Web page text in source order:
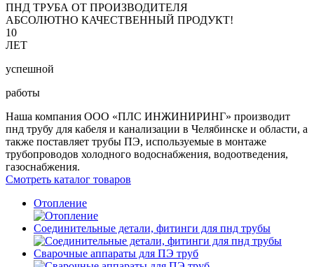
ПНД ТРУБА ОТ ПРОИЗВОДИТЕЛЯ
АБСОЛЮТНО КАЧЕСТВЕННЫЙ ПРОДУКТ!
10
ЛЕТ
успешной
работы
Наша компания ООО «ПЛС ИНЖИНИРИНГ» производит
пнд трубу для кабеля и канализации в Челябинске и области, а
также поставляет трубы ПЭ, используемые в монтаже
трубопроводов холодного водоснабжения, водоотведения,
газоснабжения.
Смотреть каталог товаров
Отопление
Соединительные детали, фитинги для пнд трубы
Сварочные аппараты для ПЭ труб